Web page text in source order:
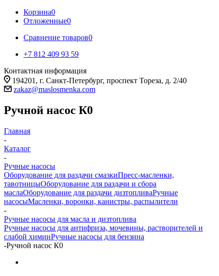
Корзина0
Отложенные0
Сравнение товаров0
+7 812 409 93 59
Контактная информация
194201, г. Санкт-Петербург, проспект Тореза, д. 2/40
zakaz@maslosmenka.com
Ручной насос К0
Главная
-
Каталог
-
Ручные насосы
Оборудование для раздачи смазкиПресс-масленки,
тавотницыОборудование для раздачи и сбора
маслаОборудование для раздачи дизтопливаРучные
насосыМасленки, воронки, канистры, распылители
-
Ручные насосы для масла и дизтоплива
Ручные насосы для антифриза, мочевины, растворителей и
слабой химииРучные насосы для бензина
-Ручной насос К0